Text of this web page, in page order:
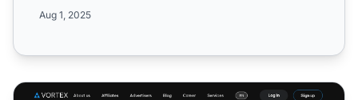
Aug 1, 2025
Programme d'affiliation Vortex Advertising